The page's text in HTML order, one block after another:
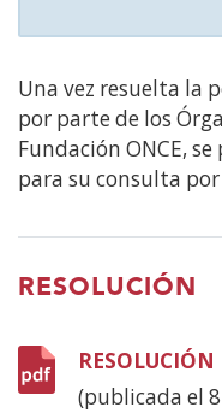
Una vez resuelta la
por parte de los
Fundación ONCE,
para su consulta
RESOLUCIÓN
(publicada el